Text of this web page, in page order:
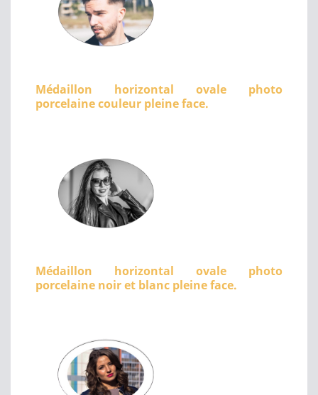
Médaillon horizontal ovale photo
porcelaine couleur pleine face.
Médaillon horizontal ovale photo
porcelaine noir et blanc pleine face.